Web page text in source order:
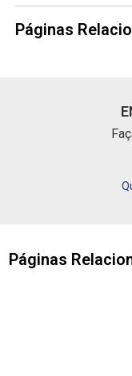
Páginas
Páginas